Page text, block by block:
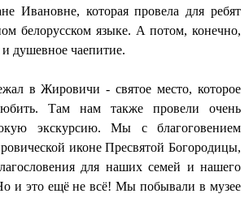
Ивановне, которая провела для ребят
белорусском языке. А потом, конечно,
душевное чаепитие.
в Жировичи - святое место, которое
Там нам также провели очень
экскурсию. Мы с благоговением
иконе Пресвятой Богородицы,
для наших семей и нашего
и это ещё не всё! Мы побывали в музее